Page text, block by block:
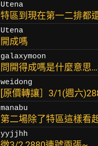
Utena
特區到現在第一二排都
Utena
開成嗎
galaxymoon
問開得成嗎是什麼意思
weidong
[原價轉讓］3/1(週六
manabu
第二場除了特區這樣看
yyjjhh